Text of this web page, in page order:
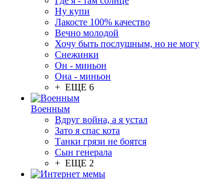
Ну купи
Лакосте 100% качество
Вечно молодой
Хочу быть послушным, но не могу
Снежинки
Он - миньон
Она - миньон
+ ЕЩЕ 6
Военным
Вдруг война, а я устал
Зато я спас кота
Танки грязи не боятся
Сын генерала
+ ЕЩЕ 2